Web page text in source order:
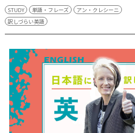
STUDY 単語・フレーズ
アン・クレシーニ
訳しづらい英語